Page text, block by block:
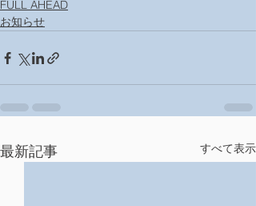
FULL AHEAD
お知らせ
最新記事 すべて表示